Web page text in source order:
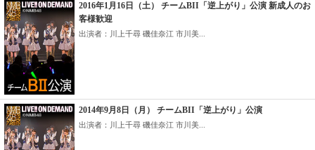
2016年1月16日（土） チームBII「逆上がり」公演 新成人のお
客様歓迎
出演者：川上千尋 磯佳奈江 市川美...
2014年9月8日（月） チームBII「逆上がり」公演
出演者：川上千尋 磯佳奈江 市川美...